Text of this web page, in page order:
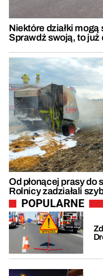
Niektóre działki
Sprawdź swoją, to już
Od płonącej prasy do
Rolnicy zadziałali
POPULARNE